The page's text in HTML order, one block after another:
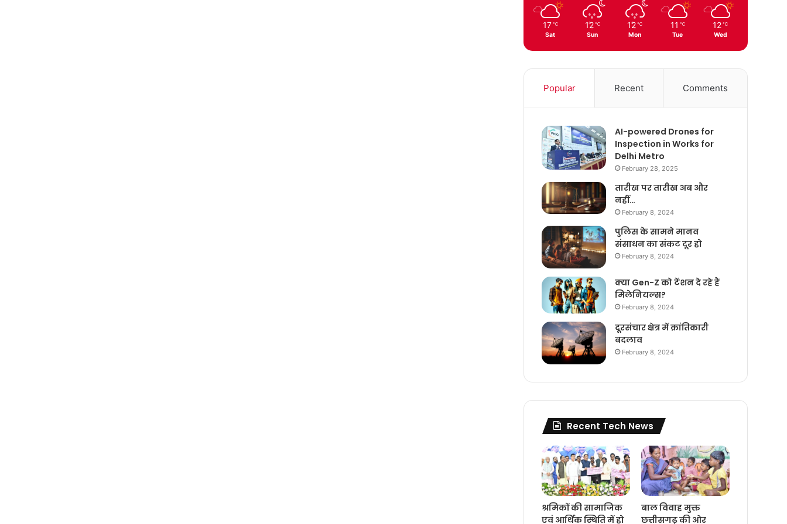
17 ℃
Sat
12 ℃
Sun
12 ℃
Mon
11 ℃
Tue
12 ℃
Wed
Popular Recent Comments
AI-powered Drones for
Inspection in Works for
Delhi Metro
February 28, 2025
तारीख पर तारीख अब और
नहीं…
February 8, 2024
पुलिस के सामने मानव
संसाधन का संकट दूर हो
February 8, 2024
क्या Gen-Z को टेंशन दे रहे हैं
मिलेनियल्स?
February 8, 2024
दूरसंचार क्षेत्र में क्रांतिकारी
बदलाव
February 8, 2024
Recent Tech News
श्रमिकों की सामाजिक
एवं आर्थिक स्थिति में हो
बाल विवाह मुक्त
छत्तीसगढ़ की ओर